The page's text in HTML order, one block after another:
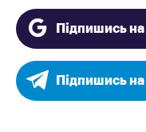
Підпишись
Підпишись